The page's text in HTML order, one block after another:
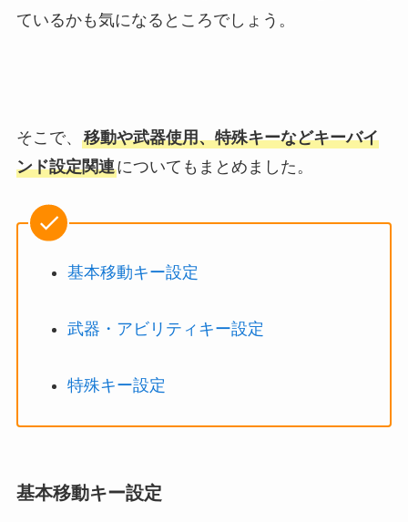
ているかも気になるところでしょう。
そこで、 移動や武器使用、特殊キーなどキーバイ
ンド設定関連についてもまとめました。
基本移動キー設定
武器・アビリティキー設定
特殊キー設定
基本移動キー設定